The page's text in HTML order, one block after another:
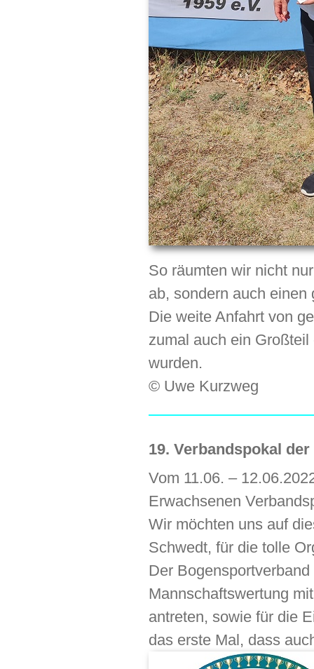
So räumten wir nicht
ab, sondern auch
Die weite Anfahrt von
zumal auch ein
wurden.
© Uwe Kurzweg
19. Verbandspokal
Vom 11.06. –
Erwachsenen
Wir möchten uns auf
Schwedt, für die tolle
Der
Mannschaftswertung
antreten, sowie für die
das erste Mal, dass